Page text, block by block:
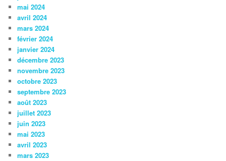
mai 2024
avril 2024
mars 2024
février 2024
janvier 2024
décembre 2023
novembre 2023
octobre 2023
septembre 2023
août 2023
juillet 2023
juin 2023
mai 2023
avril 2023
mars 2023